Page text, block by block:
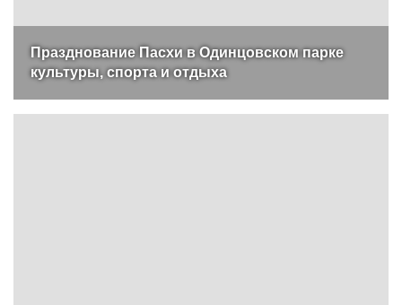
Празднование Пасхи в Одинцовском парке
культуры, спорта и отдыха